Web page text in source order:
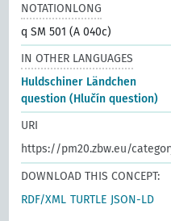
NOTATIONLONG
q SM 501 (A 040c)
IN OTHER LANGUAGES
Huldschiner Ländchen
question (Hlučín question)
URI
https://pm20.zbw.eu/
DOWNLOAD THIS CONCEPT:
RDF/XML TURTLE JSON-LD